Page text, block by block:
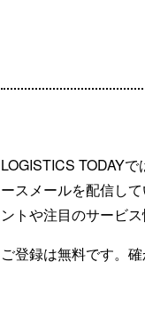
LOGISTICS TODAY
ースメールを配信し
ントや注目のサービス
ご登録は無料です。